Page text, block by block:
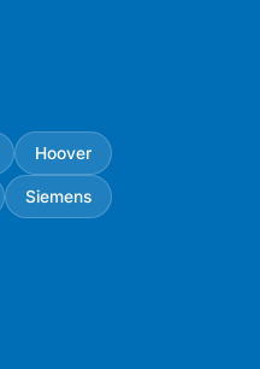
Hoover
Siemens